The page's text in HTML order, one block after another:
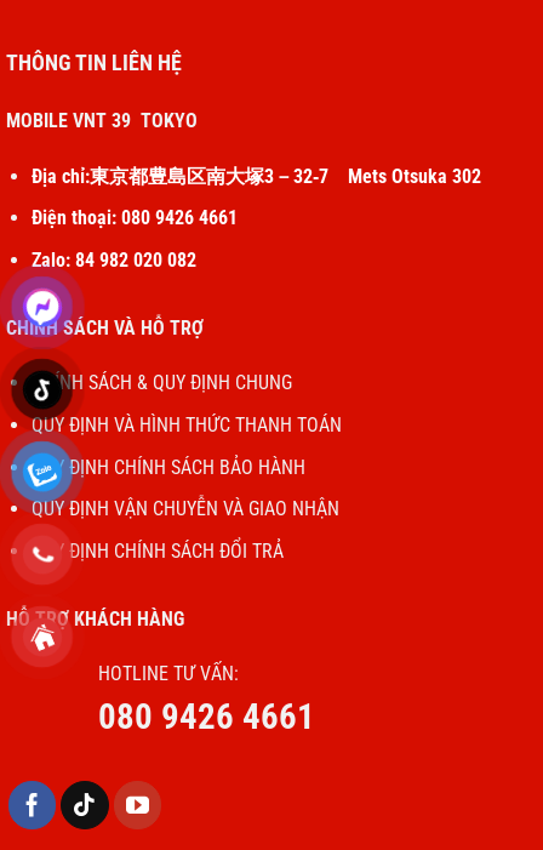
THÔNG TIN LIÊN HỆ
MOBILE VNT 39 TOKYO
Địa chỉ:東京都豊島区南大塚3－32‐7 Mets Otsuka 302
Điện thoại: 080 9426 4661
Zalo: 84 982 020 082
CHÍNH SÁCH VÀ HỖ TRỢ
CHÍNH SÁCH & QUY ĐỊNH CHUNG
QUY ĐỊNH VÀ HÌNH THỨC THANH TOÁN
QUY ĐỊNH CHÍNH SÁCH BẢO HÀNH
QUY ĐỊNH VẬN CHUYỄN VÀ GIAO NHẬN
QUY ĐỊNH CHÍNH SÁCH ĐỔI TRẢ
HỖ TRỢ KHÁCH HÀNG
HOTLINE TƯ VẤN:
080 9426 4661